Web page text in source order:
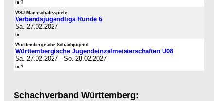
in ?
WSJ Mannschaftsspiele
Verbandsjugendliga Runde 6
Sa. 27.02.2027
in
Württembergische Schachjugend
Württembergische Jugendeinzelmeisterschaften U08
Sa. 27.02.2027 - So. 28.02.2027
in ?
Schachverband Württemberg: